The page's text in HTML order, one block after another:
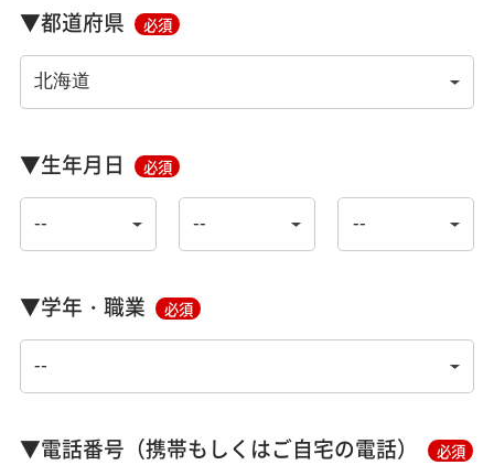
▼都道府県 必須
▼生年月日 必須
▼学年・職業 必須
▼電話番号（携帯もしくはご自宅の電話） 必須